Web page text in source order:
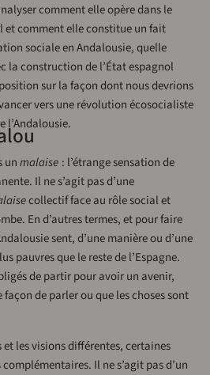
comment elle opère dans le
comment elle constitue un fait
sociale en Andalousie, quelle
la construction de l’État espagnol
sur la façon dont nous devrions
vers une révolution écosocialiste
l’Andalousie.
unmalaise : l’étrange sensation de
Il ne s’agit pas d’une
collectif face au rôle social et
En d’autres termes, et pour faire
sent, d’une manière ou d’une
pauvres que le reste de l’Espagne.
de partir pour avoir un avenir,
façon de parler ou que les choses sont
les visions différentes, certaines
Il ne s’agit pas d’un